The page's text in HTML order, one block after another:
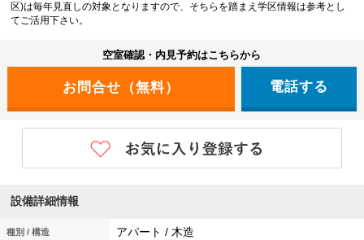
区)は毎年見直しの対象となりますので、そちらを踏まえ学区情報は参考とし
てご活用下さい。
空室確認・内見予約はこちらから
電話する
設備詳細情報
種別 / 構造 アパート / 木造